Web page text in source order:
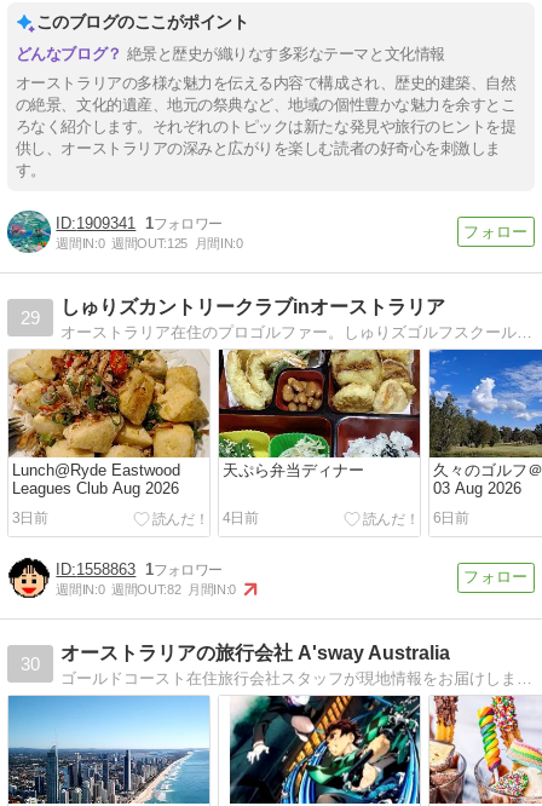
このブログのここがポイント
絶景と歴史が織りなす多彩なテーマと文化情報
オーストラリアの多様な魅力を伝える内容で構成され、歴史的建築、自然
の絶景、文化的遺産、地元の祭典など、地域の個性豊かな魅力を余すとこ
ろなく紹介します。それぞれのトピックは新たな発見や旅行のヒントを提
供し、オーストラリアの深みと広がりを楽しむ読者の好奇心を刺激しま
す。
1909341 1
週間IN:0 週間OUT:125 月間IN:0
29
しゅりズカントリークラブinオーストラリア
オーストラリア在住のプロゴルファー。しゅりズゴルフスクール主宰。猫、映画鑑賞、読書、食べ歩きが大好きです！
Lunch@Ryde Eastwood
Leagues Club Aug 2026
3日前
天ぷら弁当ディナー
4日前
久々のゴルフ
03 Aug 2026
6日前
1558863 1
週間IN:0 週間OUT:82 月間IN:0
30
オーストラリアの旅行会社 A'sway Australia
ゴールドコースト在住旅行会社スタッフが現地情報をお届けします。